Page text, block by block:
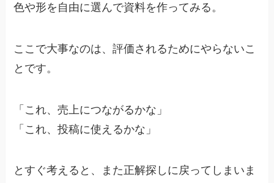
色や形を自由に選んで資料を作ってみる。
ここで大事なのは、評価されるためにやらないこ
とです。
「これ、売上につながるかな」
「これ、投稿に使えるかな」
とすぐ考えると、また正解探しに戻ってしまいま